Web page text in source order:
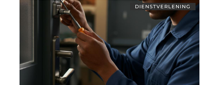
DIENSTVERLENING